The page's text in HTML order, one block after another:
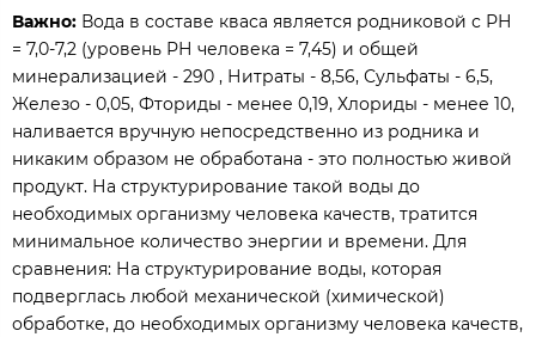
Важно: Вода в составе кваса является родниковой с РН
= 7,0-7,2 (уровень РН человека = 7,45) и общей
минерализацией - 290 , Нитраты - 8,56, Сульфаты - 6,5,
Железо - 0,05, Фториды - менее 0,19, Хлориды - менее 10,
наливается вручную непосредственно из родника и
никаким образом не обработана - это полностью живой
продукт. На структурирование такой воды до
необходимых организму человека качеств, тратится
минимальное количество энергии и времени. Для
сравнения: На структурирование воды, которая
подверглась любой механической (химической)
обработке, до необходимых организму человека качеств,